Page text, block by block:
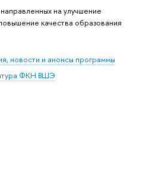
на улучшение
качества образования
новости и анонсы программы
ФКН ВШЭ